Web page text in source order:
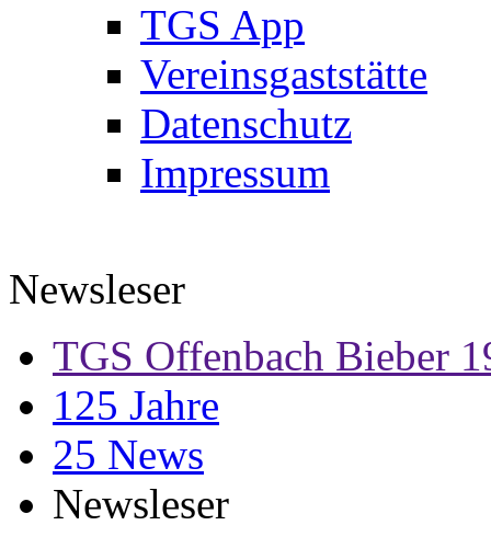
TGS App
Vereinsgaststätte
Datenschutz
Impressum
Newsleser
TGS Offenbach Bieber
125 Jahre
25 News
Newsleser